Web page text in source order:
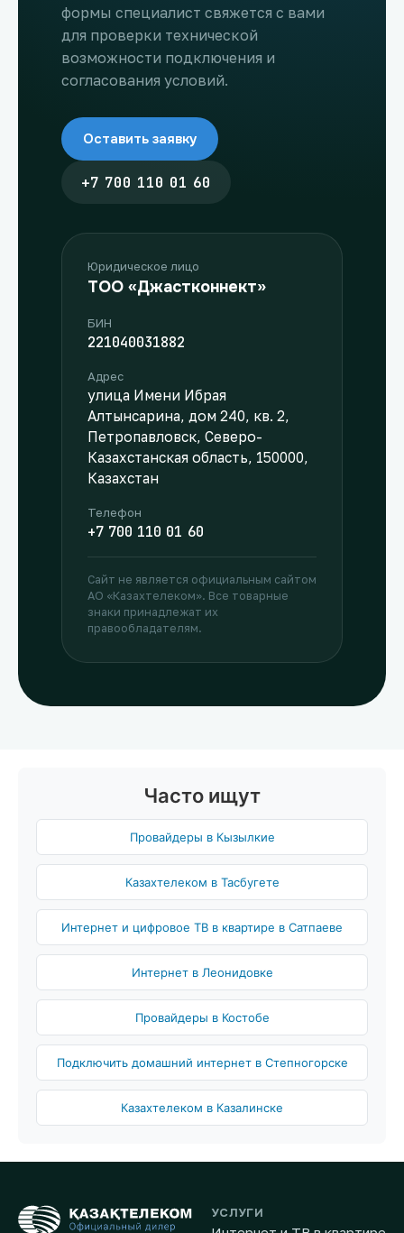
формы специалист свяжется с вами
для проверки технической
возможности подключения и
согласования условий.
Оставить заявку
+7 700 110 01 60
Юридическое лицо
ТОО «Джастконнект»
БИН
221040031882
Адрес
улица Имени Ибрая
Алтынсарина, дом 240, кв. 2,
Петропавловск, Северо-
Казахстанская область, 150000,
Казахстан
Телефон
+7 700 110 01 60
Сайт не является официальным сайтом
АО «Казахтелеком». Все товарные
знаки принадлежат их
правообладателям.
Часто ищут
Провайдеры в Кызылкие
Казахтелеком в Тасбугете
Интернет и цифровое ТВ в квартире в Сатпаеве
Интернет в Леонидовке
Провайдеры в Костобе
Подключить домашний интернет в Степногорске
Казахтелеком в Казалинске
УСЛУГИ